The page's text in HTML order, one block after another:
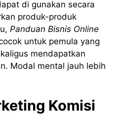
di gunakan secara
produk-produk
Panduan Bisnis Online
untuk pemula yang
mendapatkan
Modal mental jauh lebih
Komisi